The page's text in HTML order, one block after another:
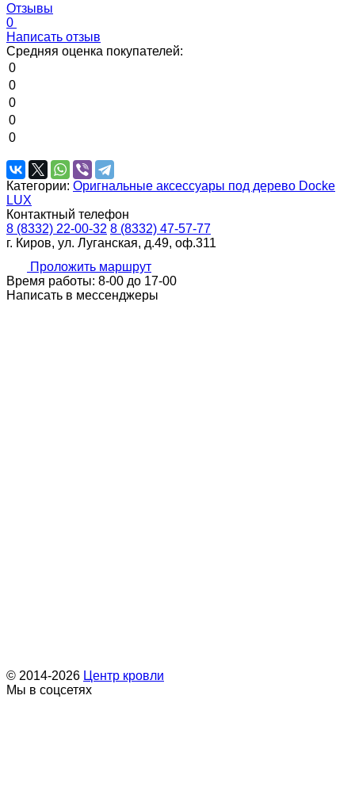
Отзывы
0
Написать отзыв
Средняя оценка покупателей:
0
0
0
0
0
Категории: Оригнальные аксессуары под дерево Docke
LUX
Контактный телефон
8 (8332) 22-00-32 8 (8332) 47-57-77
г. Киров, ул. Луганская, д.49, оф.311
Проложить маршрут
Время работы: 8-00 до 17-00
Написать в мессенджеры
© 2014-2026 Центр кровли
Мы в соцсетях